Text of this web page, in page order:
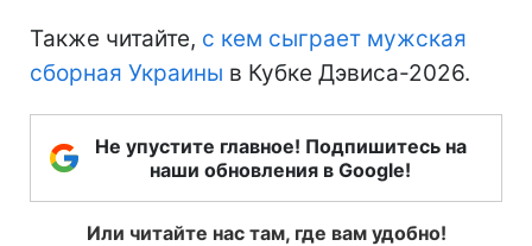
Также читайте, с кем сыграет мужская
сборная Украины в Кубке Дэвиса-2026.
Не упустите главное! Подпишитесь на
наши обновления в Google!
Или читайте нас там, где вам удобно!